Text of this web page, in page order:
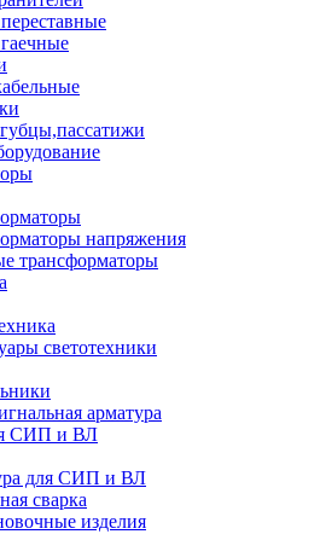
напряжения
трансформаторы
светотехники
арматура
СИП и ВЛ
для СИП и ВЛ
сварка
изделия